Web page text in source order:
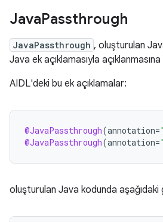
JavaPassthrough
JavaPassthrough , oluşturulan
Java ek açıklamasıyla
AIDL'deki bu ek açıklamalar:
@JavaPassthrough(annotation=
@JavaPassthrough(annotation=
oluşturulan Java kodunda aşağıdaki